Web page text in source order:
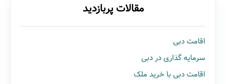
مقالات پربازدید
اقامت دبی
سرمایه گذاری در دبی
اقامت دبی با خرید ملک